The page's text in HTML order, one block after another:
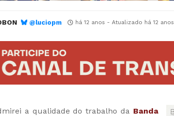
@luciopm há 12 anos - Atualizado há 12 anos
a qualidade do trabalho da Banda